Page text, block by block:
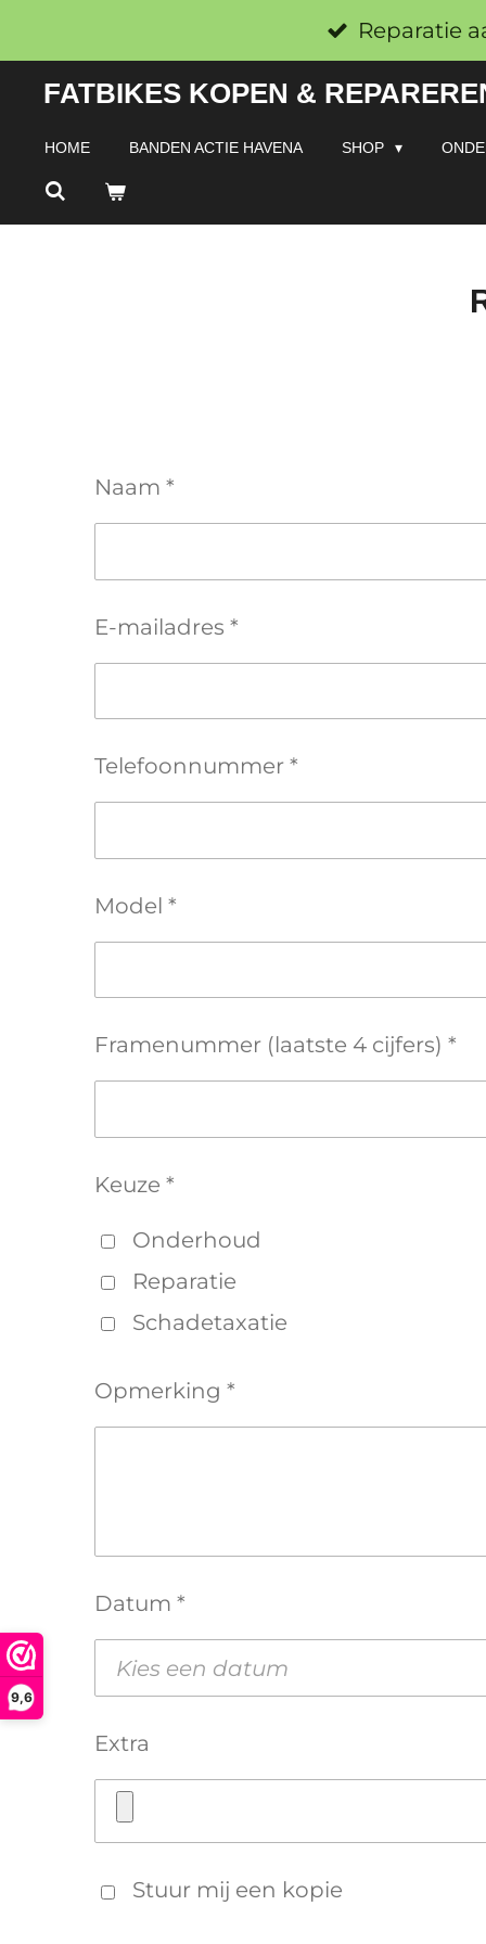
9,6
direct
naar
hoofdinhoud
Reparatie
FATBIKES KOPEN &
HOME BANDEN ACTIE HAVENA SHOP
Naam *
E-mailadres *
Telefoonnummer *
Model *
Framenummer (laatste 4 cijfers) *
Keuze *
Onderhoud
Reparatie
Schadetaxatie
Opmerking *
Datum *
Extra
Stuur mij een kopie